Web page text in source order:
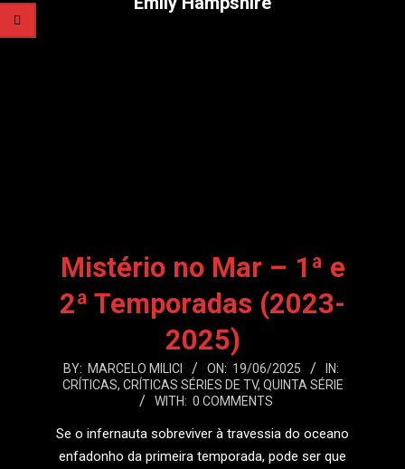
Mistério no Mar – 1ª e
2ª Temporadas (2023-
2025)
2025-
06-
BY: MARCELO MILICI ON: 19/06/2025
IN:
CRÍTICAS, CRÍTICAS SÉRIES DE TV, QUINTA SÉRIE
WITH: 0 COMMENTS
Se o infernauta sobreviver à travessia do oceano
enfadonho da primeira temporada, pode ser que